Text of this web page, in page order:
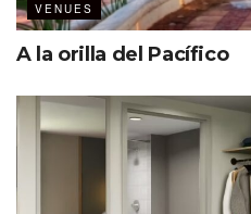
VENUES
A la orilla del Pacífico